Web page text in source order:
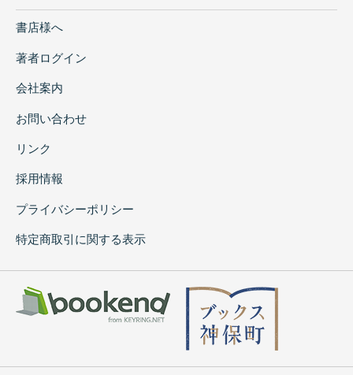
書店様へ
著者ログイン
会社案内
お問い合わせ
リンク
採用情報
プライバシーポリシー
特定商取引に関する表示